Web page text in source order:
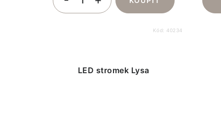
Kód: 40234
LED stromek Lysa